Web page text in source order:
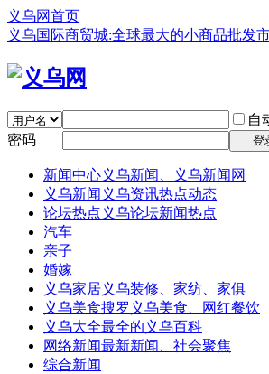
义乌网首页
义乌国际商贸城:全球最大的小商品批发
自
密码
登
新闻中心义乌新闻、义乌新闻网
义乌新闻 义乌资讯热点动态
论坛热点 义乌论坛新闻热点
汽车
亲子
婚嫁
义乌家居义乌装修、家纺、家俱
义乌美食搜罗义乌美食、网红餐饮
义乌大全最全的义乌百科
网络新闻最新新闻、社会聚焦
综合新闻